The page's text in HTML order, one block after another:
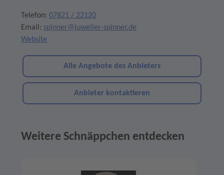
Telefon: 07821 / 22120
Email: spinner@juwelier-spinner.de
Website
Alle Angebote des Anbieters
Anbieter kontaktieren
Weitere Schnäppchen entdecken